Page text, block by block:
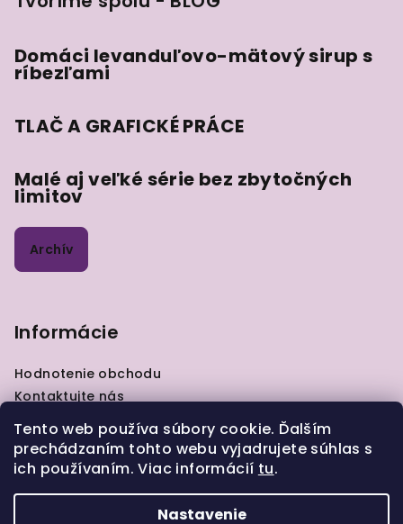
Tento web používa súbory cookie. Ďalším
prechádzaním tohto webu vyjadrujete súhlas s
ich používaním. Viac informácií tu.
Nastavenie
Domáci levanduľovo-mätový sirup s
ríbezľami
TLAČ A GRAFICKÉ PRÁCE
Malé aj veľké série bez zbytočných
limitov
Archív
Informácie
Hodnotenie obchodu
Kontaktujte nás
GDPR
Zásady pre vrátenie tovaru